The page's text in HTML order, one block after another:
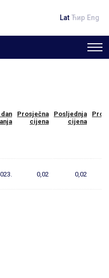
Lat Ћир Eng
Prosječna
cijena
Posljednja
cijena
0,02 0,02